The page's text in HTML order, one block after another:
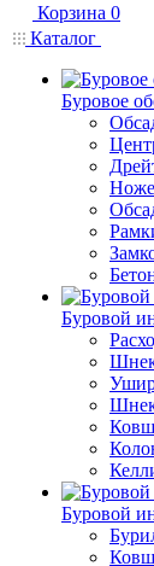
Корзина 0
Каталог
Буровое
Буровой
Буровой